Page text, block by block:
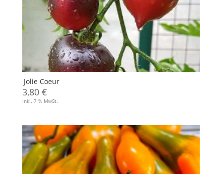
Jolie Coeur
3,80 €
inkl. 7 % MwSt.